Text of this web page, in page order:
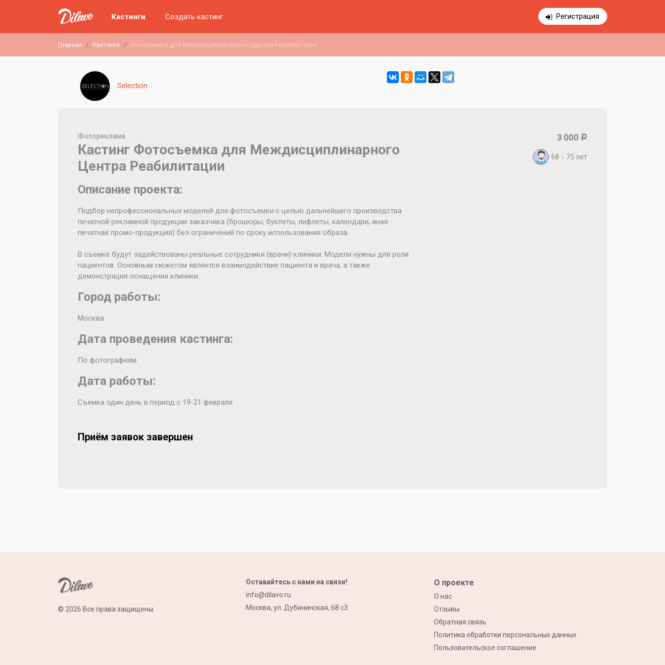
Регистрация
Кастинги Создать кастинг
Главная Кастинги Фотосъемка для Междисциплинарного Центра Реабилитации
Selection
Фотореклама
Кастинг Фотосъемка для Междисциплинарного
Центра Реабилитации
3 000 Р
68 - 75лет
Описание проекта:
Подбор непрофессиональных моделей для фотосъемки с целью дальнейшего производства
печатной рекламной продукции заказчика (брошюры, буклеты, лифлеты, календари, иная
печатная промо-продукция) без ограничений по сроку использования образа.
В съемке будут задействованы реальные сотрудники (врачи) клиники. Модели нужны для роли
пациентов. Основным сюжетом является взаимодействие пациента и врача, а также
демонстрация оснащения клиники.
Город работы:
Москва
Дата проведения кастинга:
По фотографиям
Дата работы:
Съемка один день в период с 19-21 февраля
Приём заявок завершен
© 2026 Все права защищены
О проекте
О нас
Отзывы
Обратная связь
Политика обработки персональных данных
Пользовательское соглашение
Оставайтесь с нами на связи!
info@dilavo.ru
Москва, ул. Дубининская, 68 с3